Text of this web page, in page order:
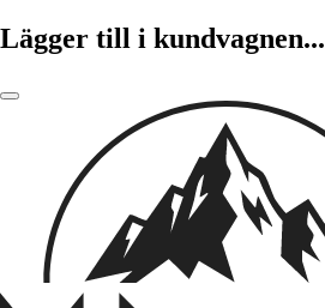
Lägger till i kundvagnen...